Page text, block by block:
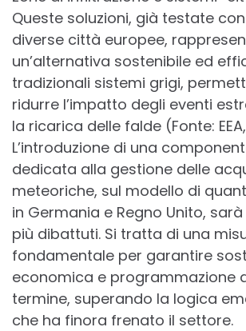
Queste soluzioni, già testate
diverse città europee,
un’alternativa sostenibile ed
tradizionali sistemi grigi,
ridurre l’impatto degli eventi
la ricarica delle falde (Fonte:
L’introduzione di una
dedicata alla gestione delle
meteoriche, sul modello di
in Germania e Regno Unito,
più dibattuti. Si tratta di una
fondamentale per garantire
economica e programmazione
termine, superando la logica
che ha finora frenato il settore.